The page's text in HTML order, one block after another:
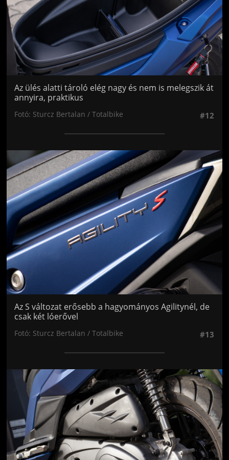
Az ülés alatti tároló elég nagy és nem is melegszik át
annyira, praktikus
Fotó: Sturcz Bertalan / Totalbike #12
Jön még kép!
Az S változat erősebb a hagyományos Agilitynél, de
csak két lóerővel
Fotó: Sturcz Bertalan / Totalbike #13
Jön még kép!